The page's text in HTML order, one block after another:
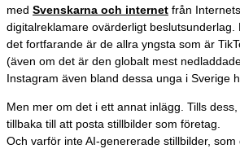
med Svenskarna och internet från
digitalreklamare ovärderligt beslutsunderlag.
det fortfarande är de allra yngsta som är
(även om det är den globalt mest
Instagram även bland dessa unga i Sverige
Men mer om det i ett annat inlägg. Tills
tillbaka till att posta stillbilder som företag.
Och varför inte AI-genererade stillbilder, som